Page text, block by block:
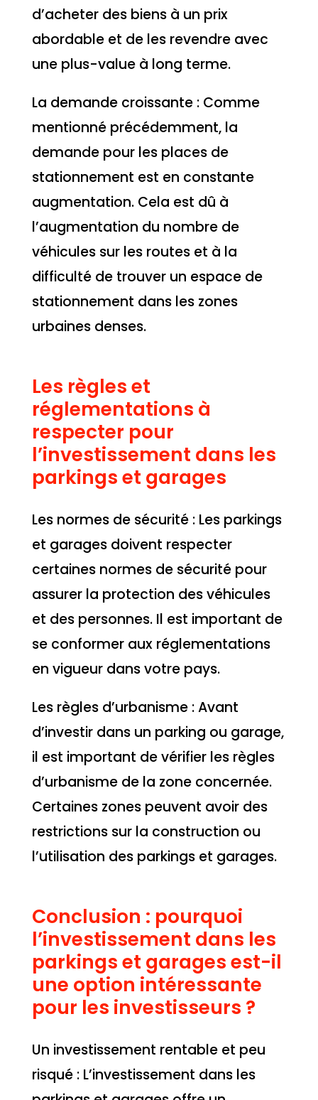
d’acheter des biens à un prix
abordable et de les revendre avec
une plus-value à long terme.
La demande croissante : Comme
mentionné précédemment, la
demande pour les places de
stationnement est en constante
augmentation. Cela est dû à
l’augmentation du nombre de
véhicules sur les routes et à la
difficulté de trouver un espace de
stationnement dans les zones
urbaines denses.
Les règles et
réglementations à
respecter pour
l’investissement dans les
parkings et garages
Les normes de sécurité : Les parkings
et garages doivent respecter
certaines normes de sécurité pour
assurer la protection des véhicules
et des personnes. Il est important de
se conformer aux réglementations
en vigueur dans votre pays.
Les règles d’urbanisme : Avant
d’investir dans un parking ou garage,
il est important de vérifier les règles
d’urbanisme de la zone concernée.
Certaines zones peuvent avoir des
restrictions sur la construction ou
l’utilisation des parkings et garages.
Conclusion : pourquoi
l’investissement dans les
parkings et garages est-il
une option intéressante
pour les investisseurs ?
Un investissement rentable et peu
risqué : L’investissement dans les